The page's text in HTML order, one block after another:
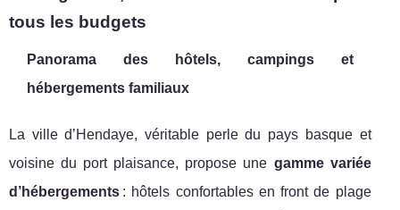
tous les budgets
Panorama des hôtels, campings et
hébergements familiaux
La ville d’Hendaye, véritable perle du pays basque et
voisine du port plaisance, propose une gamme variée
d’hébergements : hôtels confortables en front de plage